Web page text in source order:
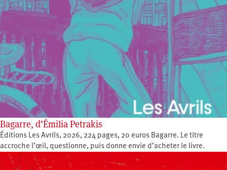
Bagarre, d’Émilia Petrakis
Éditions Les Avrils, 2026, 224 pages, 20 euros Bagarre. Le titre
accroche l’œil, questionne, puis donne envie d’acheter le livre.